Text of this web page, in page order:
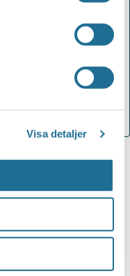
Visa detaljer